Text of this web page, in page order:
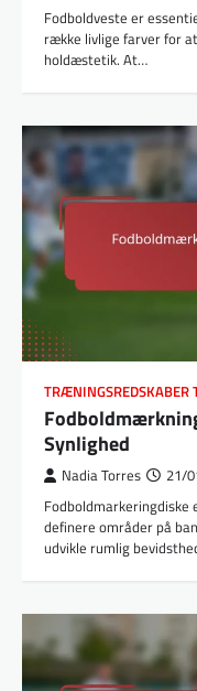
Fodboldveste er
række livlige farver for
holdæstetik. At…
TRÆNINGSREDSKABER
Synlighed
Nadia Torres 21/
definere områder på
udvikle rumlig